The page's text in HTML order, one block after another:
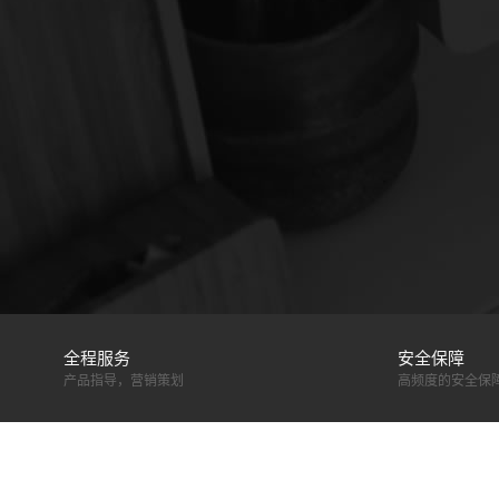
全程服务
产品指导，营销策划
安全保障
高频度的安全保